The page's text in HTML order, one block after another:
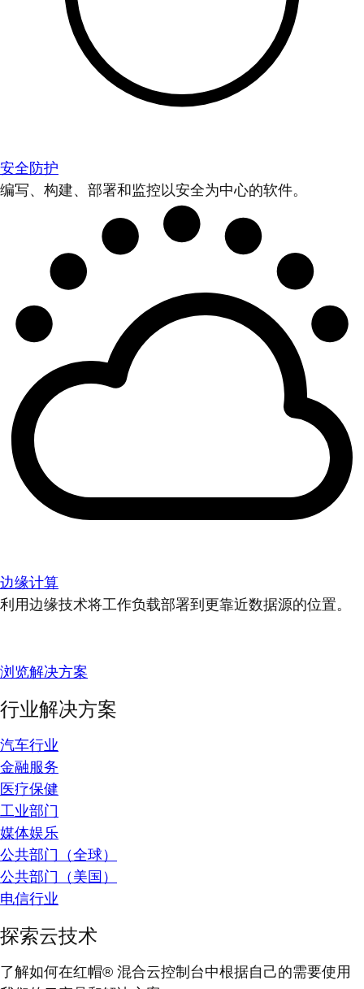
安全防护
编写、构建、部署和监控以安全为中心的软件。
边缘计算
利用边缘技术将工作负载部署到更靠近数据源的位置。
浏览解决方案
行业解决方案
汽车行业
金融服务
医疗保健
工业部门
媒体娱乐
公共部门（全球）
公共部门（美国）
电信行业
探索云技术
了解如何在红帽® 混合云控制台中根据自己的需要使用